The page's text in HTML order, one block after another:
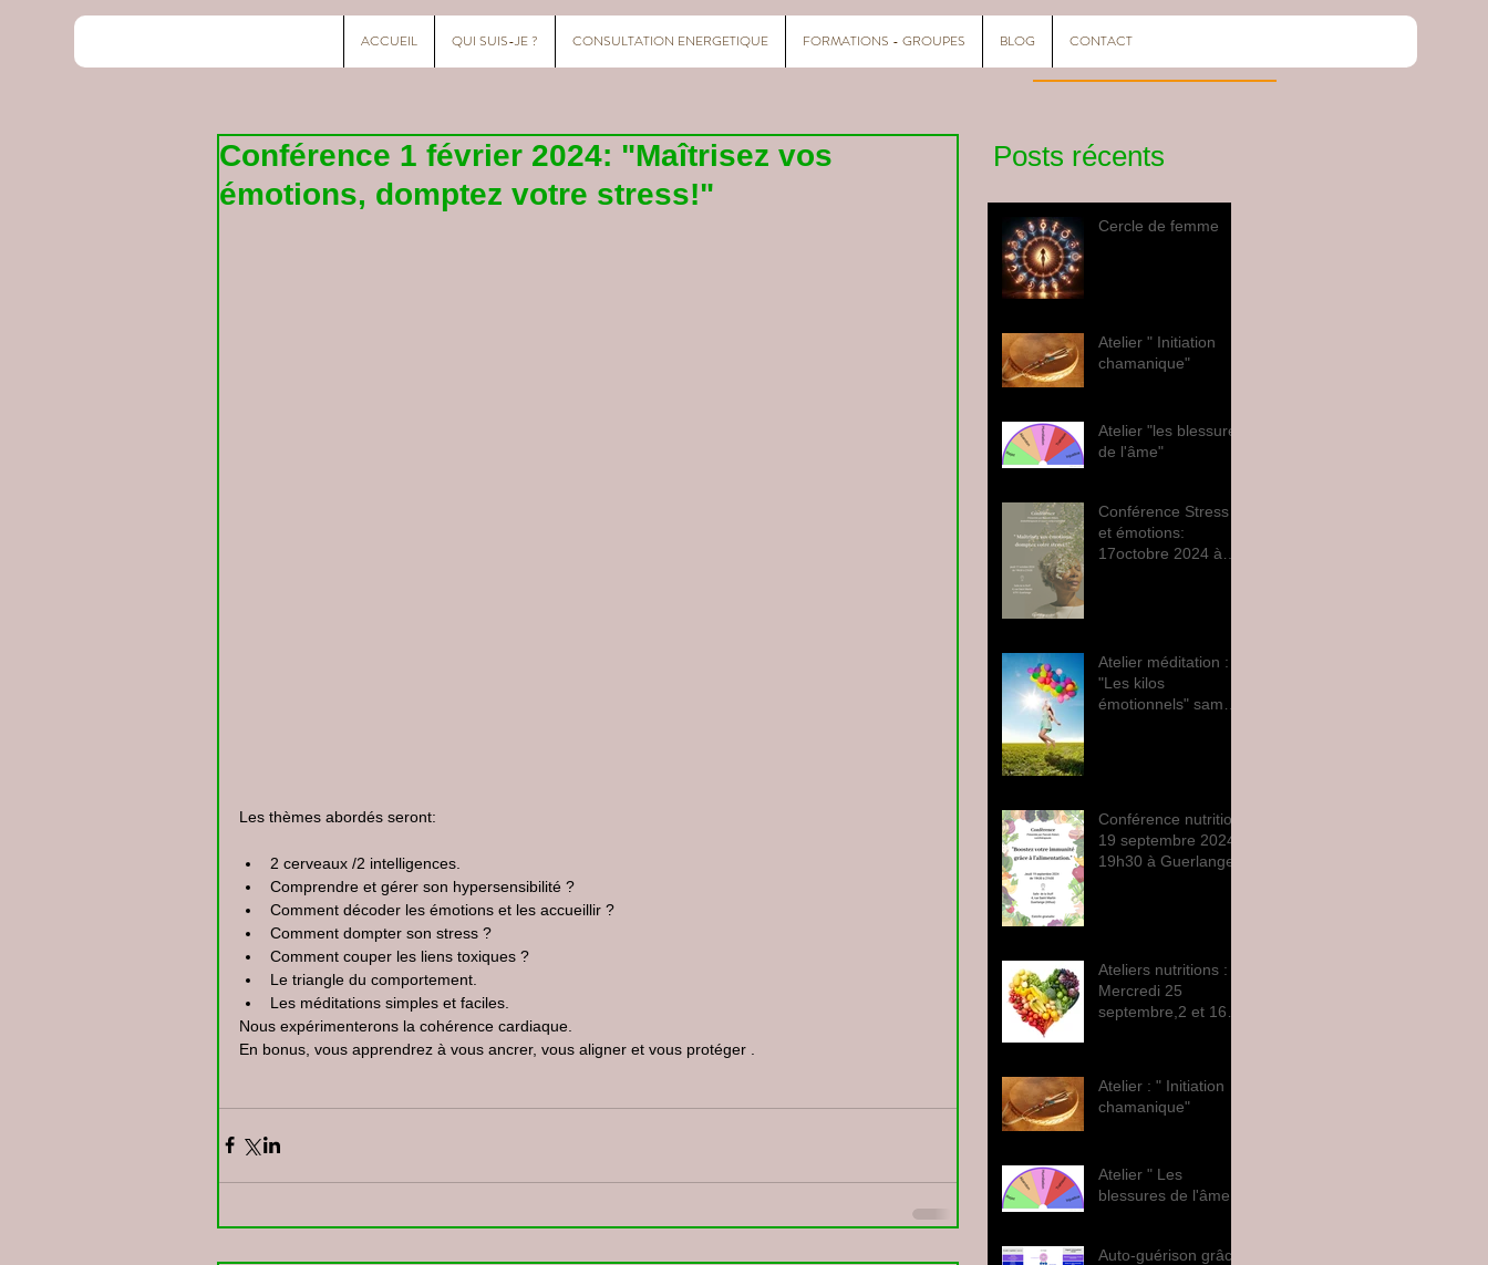
ACCUEIL QUI SUIS-JE ? CONSULTATION ENERGETIQUE FORMATIONS - GROUPES BLOG CONTACT
Conférence 1 février 2024: "Maîtrisez vos
émotions, domptez votre stress!"
Les thèmes abordés seront:
2 cerveaux /2 intelligences.
Comprendre et gérer son hypersensibilité ?
Comment décoder les émotions et les accueillir ?
Comment dompter son stress ?
Comment couper les liens toxiques ?
Le triangle du comportement.
Les méditations simples et faciles.
Nous expérimenterons la cohérence cardiaque.
En bonus, vous apprendrez à vous ancrer, vous aligner et vous protéger .
Posts récents
Cercle de femme
Atelier " Initiation
chamanique"
Atelier "les blessures
de l'âme"
Conférence Stress
et émotions:
17octobre 2024 à
Atelier méditation :
"Les kilos
émotionnels" samedi
Conférence nutrition
19 septembre 2024
19h30 à Guerlange
Ateliers nutritions :
Mercredi 25
septembre,2 et 16
Atelier : " Initiation
chamanique"
Atelier " Les
blessures de l'âme "
Auto-guérison grâce